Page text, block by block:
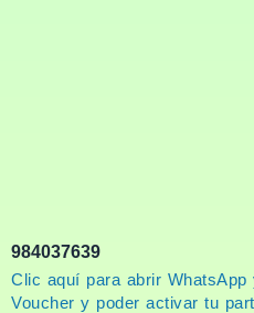
984037639
Clic aquí para abrir
Voucher y poder activar tu